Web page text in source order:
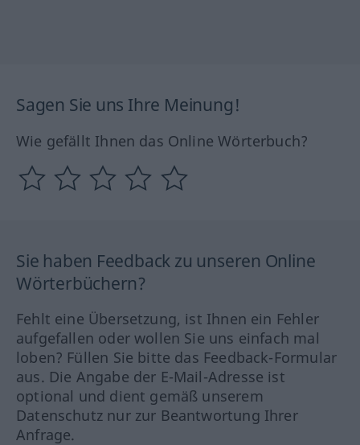
Sagen Sie uns Ihre Meinung!
Wie gefällt Ihnen das Online Wörterbuch?
Sie haben Feedback zu unseren Online
Wörterbüchern?
Fehlt eine Übersetzung, ist Ihnen ein Fehler
aufgefallen oder wollen Sie uns einfach mal
loben? Füllen Sie bitte das Feedback-Formular
aus. Die Angabe der E-Mail-Adresse ist
optional und dient gemäß unserem
Datenschutz nur zur Beantwortung Ihrer
Anfrage.